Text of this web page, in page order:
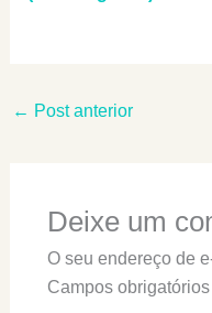
← Post anterior
Deixe um
O seu endereço de
Campos